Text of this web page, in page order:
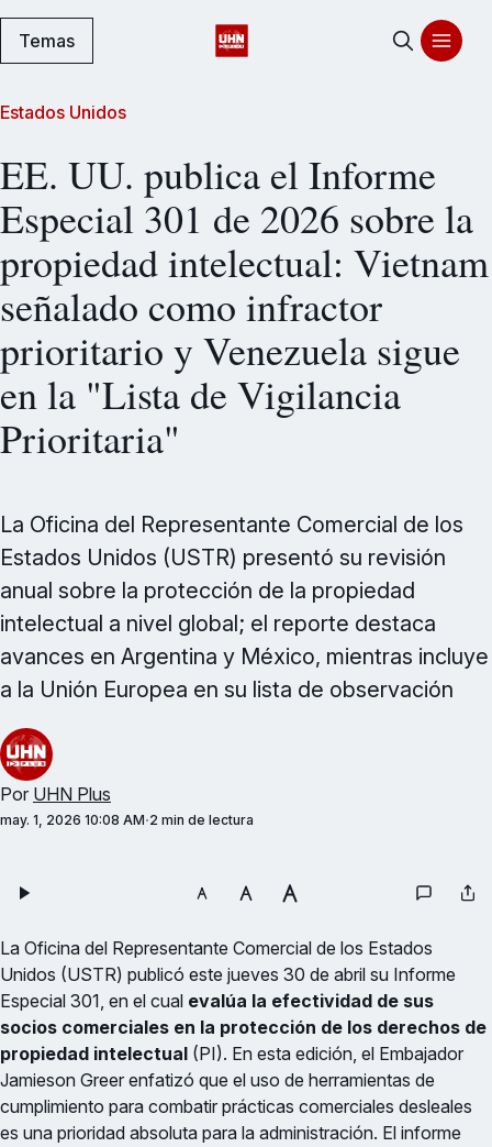
Temas
Estados Unidos
EE. UU. publica el Informe
Especial 301 de 2026 sobre la
propiedad intelectual: Vietnam
señalado como infractor
prioritario y Venezuela sigue
en la "Lista de Vigilancia
Prioritaria"
La Oficina del Representante Comercial de los
Estados Unidos (USTR) presentó su revisión
anual sobre la protección de la propiedad
intelectual a nivel global; el reporte destaca
avances en Argentina y México, mientras incluye
a la Unión Europea en su lista de observación
Por UHN Plus
may. 1, 2026 10:08 AM 2 min de lectura
La Oficina del Representante Comercial de los Estados
Unidos (USTR) publicó este jueves 30 de abril su Informe
Especial 301, en el cual evalúa la efectividad de sus
socios comerciales en la protección de los derechos de
propiedad intelectual (PI). En esta edición, el Embajador
Jamieson Greer enfatizó que el uso de herramientas de
cumplimiento para combatir prácticas comerciales desleales
es una prioridad absoluta para la administración. El informe